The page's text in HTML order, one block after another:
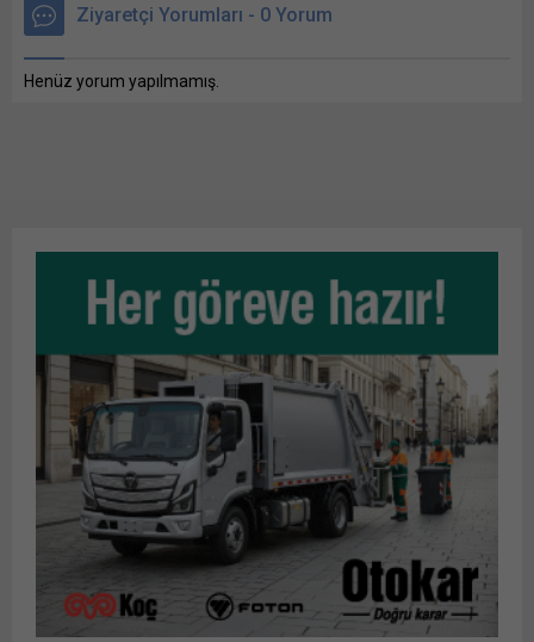
Ziyaretçi Yorumları - 0 Yorum
Henüz yorum yapılmamış.